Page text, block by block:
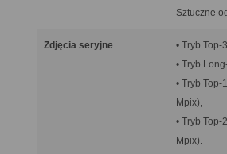
Sztuczne
Zdjęcia seryjne
• Tryb
• Tryb
• Tryb
Mpix),
• Tryb
Mpix).